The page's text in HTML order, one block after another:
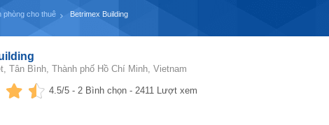
phòng cho thuê Betrimex Building
Tân Bình, Thành phố Hồ Chí Minh, Vietnam
4.5/5 - 2 Bình chọn - 2411 Lượt xem